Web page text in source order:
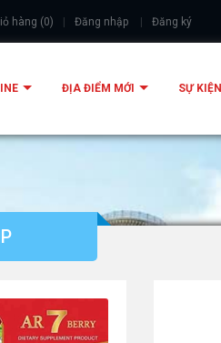
hàng (0) Đăng nhập Đăng ký
ĐỊA ĐIỂM MỚI SỰ KIỆN